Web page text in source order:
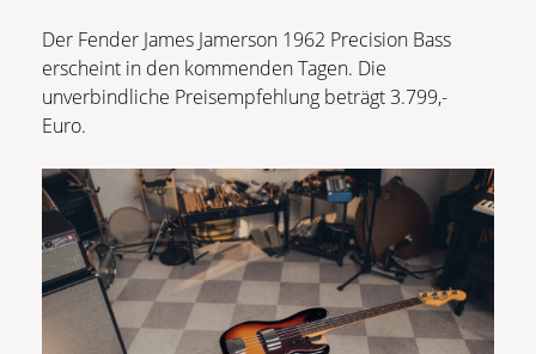
Der Fender James Jamerson 1962 Precision Bass
erscheint in den kommenden Tagen. Die
unverbindliche Preisempfehlung beträgt 3.799,-
Euro.